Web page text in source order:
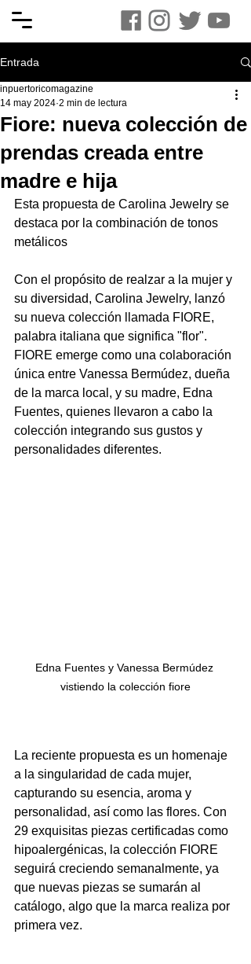
Entrada
Fiore: nueva colección de
prendas creada entre
madre e hija
inpuertoricomagazine
14 may 2024 2 min de lectura
Esta propuesta de Carolina Jewelry se
destaca por la combinación de tonos
metálicos
Con el propósito de realzar a la mujer y
su diversidad, Carolina Jewelry, lanzó
su nueva colección llamada FIORE,
palabra italiana que significa "flor".
FIORE emerge como una colaboración
única entre Vanessa Bermúdez, dueña
de la marca local, y su madre, Edna
Fuentes, quienes llevaron a cabo la
colección integrando sus gustos y
personalidades diferentes.
Edna Fuentes y Vanessa Bermúdez
vistiendo la colección fiore
La reciente propuesta es un homenaje
a la singularidad de cada mujer,
capturando su esencia, aroma y
personalidad, así como las flores. Con
29 exquisitas piezas certificadas como
hipoalergénicas, la colección FIORE
seguirá creciendo semanalmente, ya
que nuevas piezas se sumarán al
catálogo, algo que la marca realiza por
primera vez.